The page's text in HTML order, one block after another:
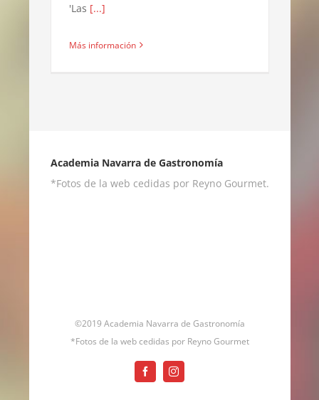
'Las [...]
Más información
Academia Navarra de Gastronomía
*Fotos de la web cedidas por Reyno Gourmet.
©2019 Academia Navarra de Gastronomía
*Fotos de la web cedidas por Reyno Gourmet
FacebookInstagram